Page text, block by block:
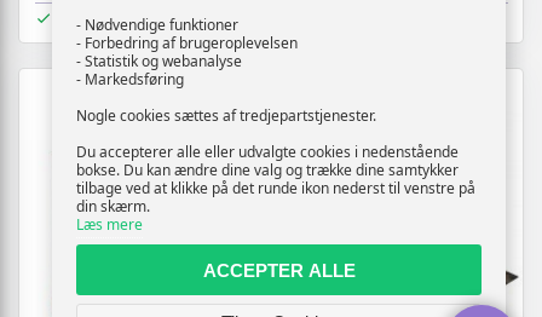
På lager
- Nødvendige funktioner
- Forbedring af brugeroplevelsen
- Statistik og webanalyse
- Markedsføring
Nogle cookies sættes af tredjepartstjenester.
Du accepterer alle eller udvalgte cookies i nedenstående
bokse. Du kan ændre dine valg og trække dine samtykker
tilbage ved at klikke på det runde ikon nederst til venstre på
din skærm.
Læs mere
ACCEPTER ALLE